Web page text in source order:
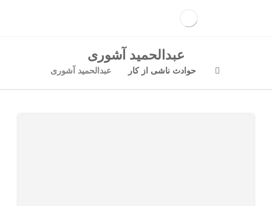
عبدالحمید آشوری
حوادث ناشی از کار عبدالحمید آشوری